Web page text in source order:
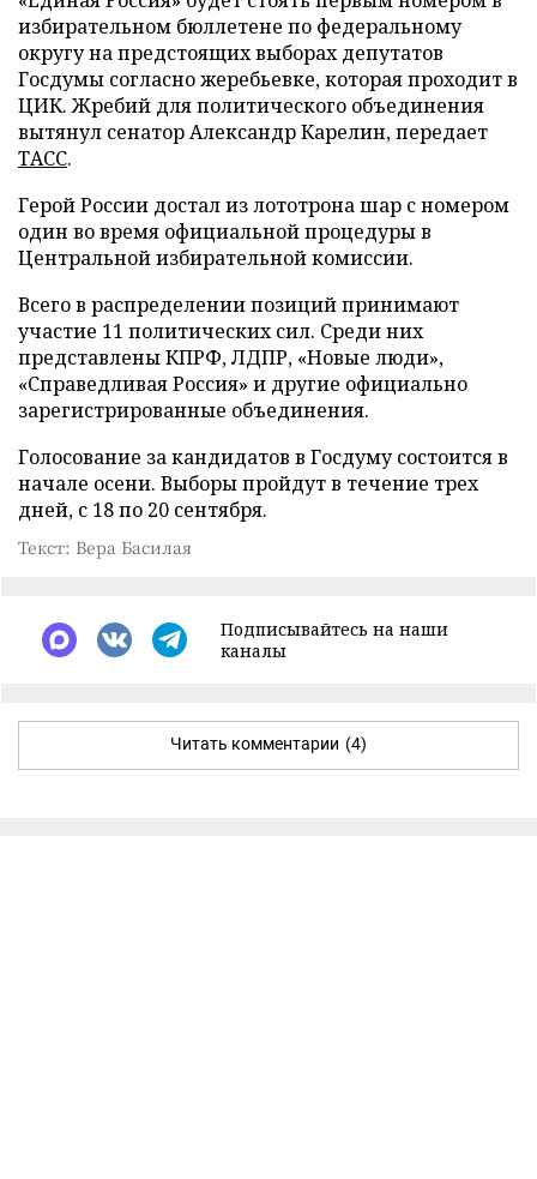
избирательном бюллетене по федеральному
округу на предстоящих выборах депутатов
Госдумы согласно жеребьевке, которая проходит в
ЦИК. Жребий для политического объединения
вытянул сенатор Александр Карелин, передает
ТАСС.
Герой России достал из лототрона шар с номером
один во время официальной процедуры в
Центральной избирательной комиссии.
Всего в распределении позиций принимают
участие 11 политических сил. Среди них
представлены КПРФ, ЛДПР, «Новые люди»,
«Справедливая Россия» и другие официально
зарегистрированные объединения.
Голосование за кандидатов в Госдуму состоится в
начале осени. Выборы пройдут в течение трех
дней, с 18 по 20 сентября.
Текст: Вера Басилая
Подписывайтесь на наши
каналы
Читать комментарии (4)